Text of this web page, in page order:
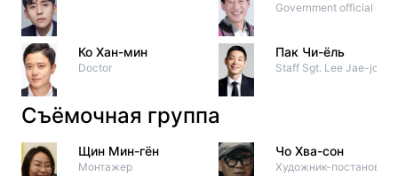
Ко Хан-мин
Doctor
Government official
Пак Чи-ёль
Staff Sgt. Lee Jae-joon
Съёмочная группа
Щин Мин-гён
Монтажер
Чо Хва-сон
Художник-